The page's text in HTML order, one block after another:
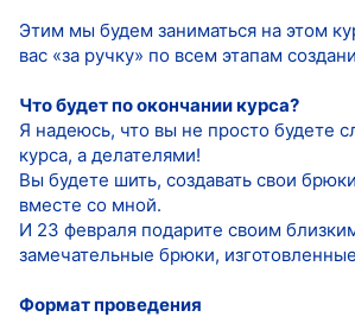
Этим мы будем заниматься на этом
вас «за ручку» по всем этапам
Что будет по окончании курса?
Я надеюсь, что вы не просто будете
курса, а делателями!
Вы будете шить, создавать свои
вместе со мной.
И 23 февраля подарите своим
замечательные брюки,
Формат проведения